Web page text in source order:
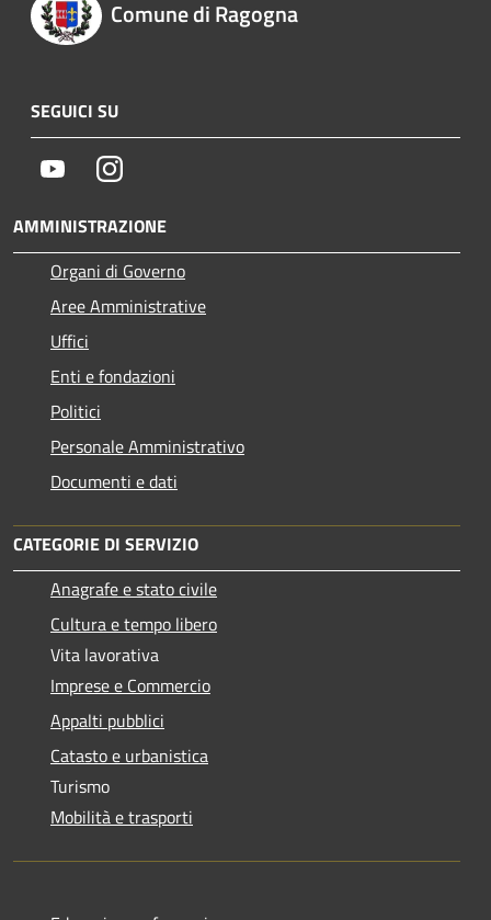
Comune di Ragogna
SEGUICI SU
YoutubeInstagram
AMMINISTRAZIONE
Organi di Governo
Aree Amministrative
Uffici
Enti e fondazioni
Politici
Personale Amministrativo
Documenti e dati
CATEGORIE DI SERVIZIO
Anagrafe e stato civile
Cultura e tempo libero
Vita lavorativa
Imprese e Commercio
Appalti pubblici
Catasto e urbanistica
Turismo
Mobilità e trasporti